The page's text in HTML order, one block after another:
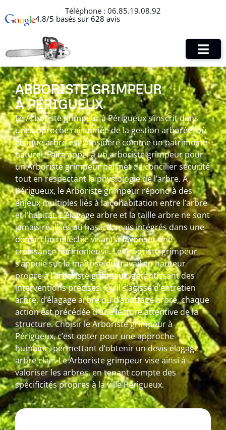
Téléphone : 06.85.19.08.92
4.8/5 basés sur 628 avis
ARBORISTE GRIMPEUR
À PÉRIGUEUX
Le Arboriste grimpeur à Périgueux s’inscrit dans
une approche raisonnée de la gestion arborée, où
chaque arbre est considéré comme un patrimoine
naturel. Faire appel à un arboriste grimpeur pour
un Arboriste grimpeur permet de concilier sécurité
tout en respectant la physiologie de l’arbre. A
Périgueux, le Arboriste grimpeur répond à des
enjeux multiples liés à la cohabitation entre l’arbre
et l’habitat. L’élagage arbre et la taille arbre ne sont
jamais réalisés au hasard, mais intégrés dans une
démarche réfléchie visant à favoriser une
croissance harmonieuse. Le Arboriste grimpeur
s’appuie sur la maîtrise du travail en hauteur
propre à l’arboriste grimpeur, garantissant des
interventions précises. Qu’il s’agisse d’entretien
arbre, d’élagage arbre ou d’abattage arbre, chaque
action est précédée d’une lecture attentive de la
structure. Choisir le Arboriste grimpeur à
Périgueux, c’est opter pour une approche
humaine, permettant d’obtenir un devis élagage
arbre clair. Le Arboriste grimpeur vise ainsi à
valoriser les arbres, en tenant compte des
spécificités propres à la ville Périgueux.